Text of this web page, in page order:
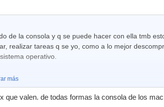
de la consola y q se puede hacer con ella tmb
realizar tareas q se yo, como a lo mejor
operativo.
más
que valen. de todas formas la consola de los